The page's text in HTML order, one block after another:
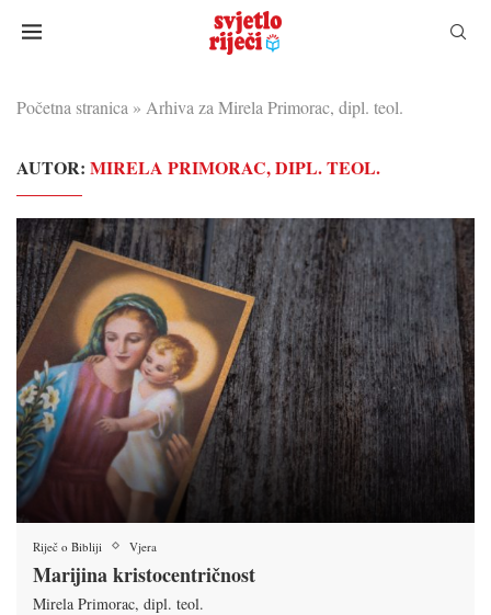
Početna stranica » Arhiva za Mirela Primorac, dipl. teol.
AUTOR: MIRELA PRIMORAC, DIPL. TEOL.
Riječ o Bibliji Vjera
Marijina kristocentričnost
Mirela Primorac, dipl. teol.